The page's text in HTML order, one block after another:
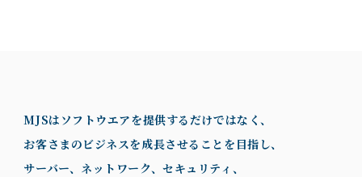
MJSはソフトウエアを提供するだけではなく、
お客さまのビジネスを成長させることを目指し、
サーバー、ネットワーク、セキュリティ、